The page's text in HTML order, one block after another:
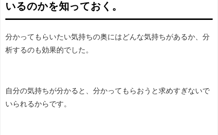
いるのかを知っておく。
分かってもらいたい気持ちの奥にはどんな気持ちがあるか、分
析するのも効果的でした。
自分の気持ちが分かると、分かってもらおうと求めすぎないで
いられるからです。